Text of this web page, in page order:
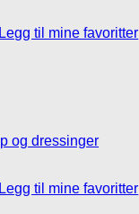
Legg til mine favoritter
Legg til mine favoritter